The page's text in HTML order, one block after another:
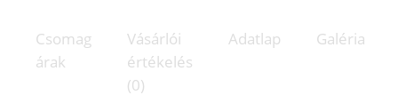
Csomag
árak
Vásárlói
értékelés
(0)
Adatlap Galéria